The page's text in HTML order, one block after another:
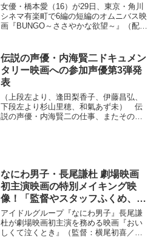
女優・橋本愛（16）が29日、東京・角川
シネマ有楽町で6編の短編のオムニバス映
画『BUNGO～ささやかな欲望～』（配
崎綾女（23）とともに登壇した。 宮沢
賢治、永井荷...
伝説の声優・内海賢二ドキュメン
タリー映画への参加声優第3弾発
表
（上段左より、逢田梨香子、伊藤昌弘、
下段左より杉山里穂、和氣あず未） 伝
説の声優・内海賢二の仕事、またその偉
なにわ男子・長尾謙杜 劇場映画
初主演映画の特別メイキング映
像！「監督やスタッフふくめ、み
んな仲良く温かい現場」
アイドルグループ『なにわ男子』長尾謙
杜が劇場映画初主演を務める映画『おい
しくて泣くとき』（監督：横尾初喜／配